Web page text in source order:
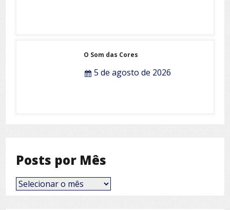
O Som das Cores
5 de agosto de 2026
Posts por Mês
Posts
por